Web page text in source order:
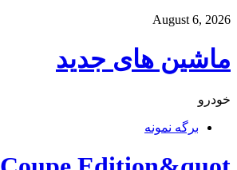
August 6, 2026
ماشین های جدید
خودرو
برگه نمونه